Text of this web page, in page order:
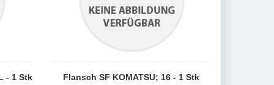
- 1 Stk Flansch SF KOMATSU; 16 - 1 Stk